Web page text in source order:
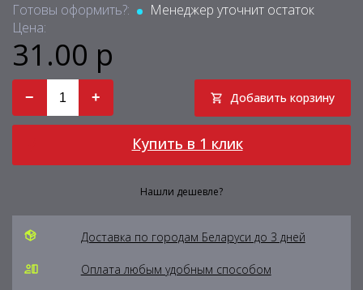
Готовы оформить?:
Менеджер уточнит остаток
Цена:
31.00 р
− + Добавить корзину
Купить в 1 клик
Нашли дешевле?
Доставка по городам Беларуси до 3 дней
Оплата любым удобным способом